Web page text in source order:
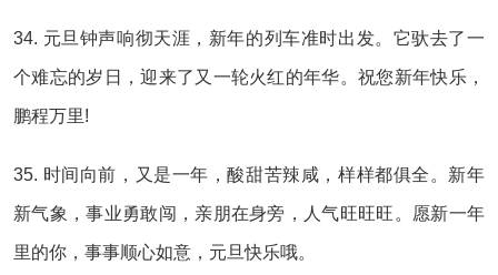
34. 元旦钟声响彻天涯，新年的列车准时出发。它驮去了一
个难忘的岁日，迎来了又一轮火红的年华。祝您新年快乐，
鹏程万里!
35. 时间向前，又是一年，酸甜苦辣咸，样样都俱全。新年
新气象，事业勇敢闯，亲朋在身旁，人气旺旺旺。愿新一年
里的你，事事顺心如意，元旦快乐哦。